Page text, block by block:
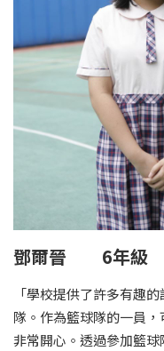
鄧爾晉 6年級
「學校提供了許多有趣
隊。作為籃球隊的一員
非常開心。透過參加籃